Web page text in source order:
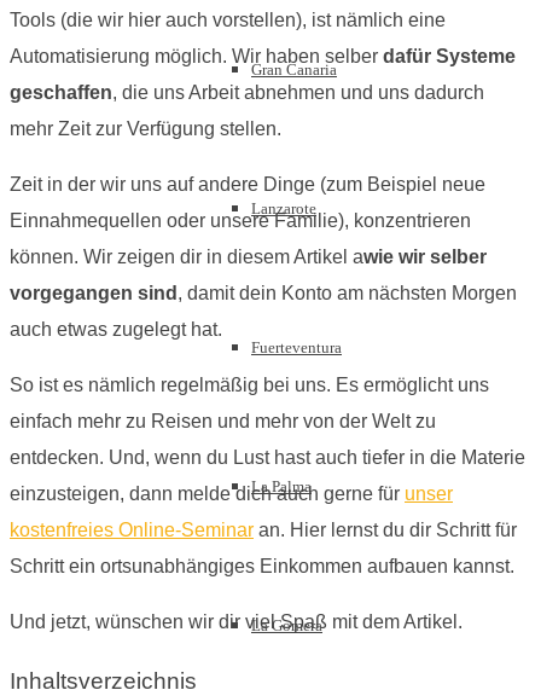
Gran Canaria
Lanzarote
Fuerteventura
La Palma
La Gomera
Tools (die wir hier auch vorstellen), ist nämlich eine
Automatisierung möglich. Wir haben selber dafür Systeme
geschaffen, die uns Arbeit abnehmen und uns dadurch
mehr Zeit zur Verfügung stellen.
Zeit in der wir uns auf andere Dinge (zum Beispiel neue
Einnahmequellen oder unsere Familie), konzentrieren
können. Wir zeigen dir in diesem Artikel awie wir selber
vorgegangen sind , damit dein Konto am nächsten Morgen
auch etwas zugelegt hat.
So ist es nämlich regelmäßig bei uns. Es ermöglicht uns
einfach mehr zu Reisen und mehr von der Welt zu
entdecken. Und, wenn du Lust hast auch tiefer in die Materie
einzusteigen, dann melde dich auch gerne für unser
kostenfreies Online-Seminar an. Hier lernst du dir Schritt für
Schritt ein ortsunabhängiges Einkommen aufbauen kannst.
Und jetzt, wünschen wir dir viel Spaß mit dem Artikel.
Inhaltsverzeichnis